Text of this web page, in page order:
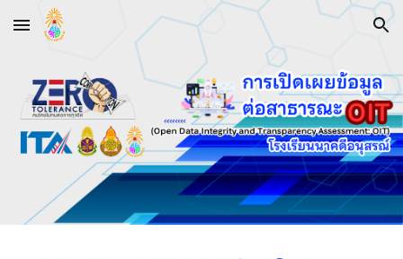
Skip to main content Skip to navigation